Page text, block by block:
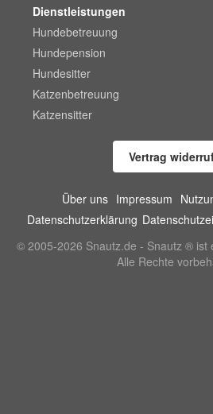
Dienstleistungen
Hundebetreuung
Hundepension
Hundesitter
Katzenbetreuung
Katzensitter
Vertrag
Über uns Impressum
Datenschutzerklärung
© 2005-2026 Snautz.de - Snautz ® ist
Alle Rechte